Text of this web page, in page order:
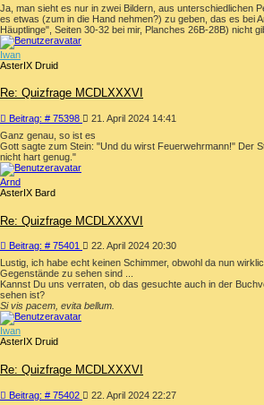
Ja, man sieht es nur in zwei Bildern, aus unterschiedlichen
es etwas (zum in die Hand nehmen?) zu geben, das es bei
Häuptlinge", Seiten 30-32 bei mir, Planches 26B-28B) nicht
Iwan
AsterIX Druid
Re: Quizfrage MCDLXXXVI
Beitrag: # 75398Beitrag
21. April 2024 14:41
Ganz genau, so ist es
Gott sagte zum Stein: "Und du wirst Feuerwehrmann!" Der
nicht hart genug."
Arnd
AsterIX Bard
Re: Quizfrage MCDLXXXVI
Beitrag: # 75401 Beitrag
22. April 2024 20:30
Lustig, ich habe echt keinen Schimmer, obwohl da nun
Gegenstände zu sehen sind ...
Kannst Du uns verraten, ob das gesuchte auch in der
sehen ist?
Si vis pacem, evita bellum.
Iwan
AsterIX Druid
Re: Quizfrage MCDLXXXVI
Beitrag: # 75402Beitrag
22. April 2024 22:27